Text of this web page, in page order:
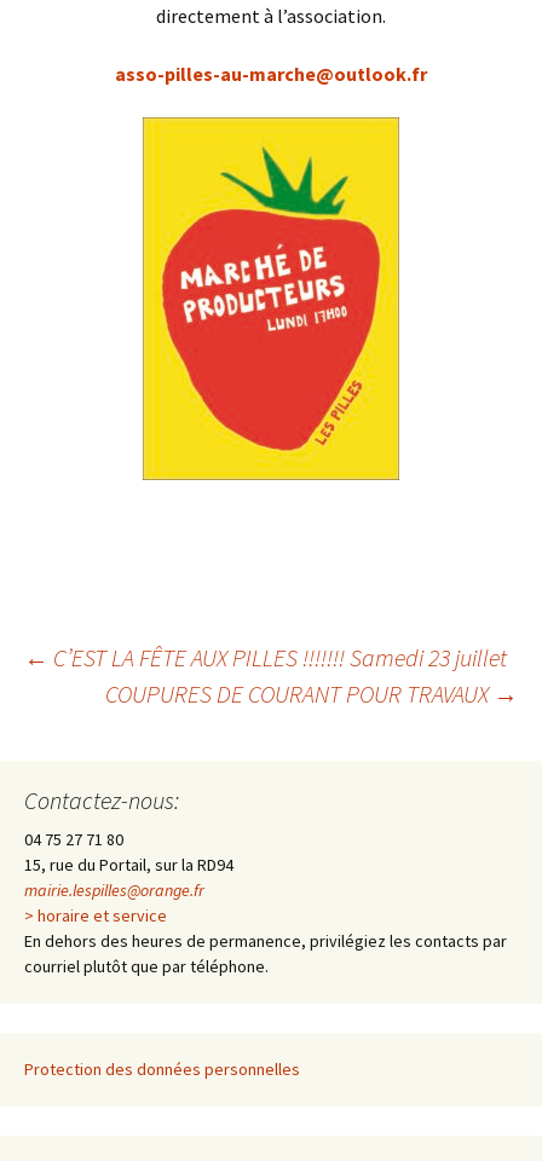
directement à l’association.
asso-pilles-au-marche@outlook.fr
Navigation
des
articles
← C’EST LA FÊTE AUX PILLES !!!!!!! Samedi 23 juillet
COUPURES DE COURANT POUR TRAVAUX →
Contactez-nous:
04 75 27 71 80
15, rue du Portail, sur la RD94
mairie.lespilles@orange.fr
> horaire et service
En dehors des heures de permanence, privilégiez les contacts par
courriel plutôt que par téléphone.
Protection des données personnelles